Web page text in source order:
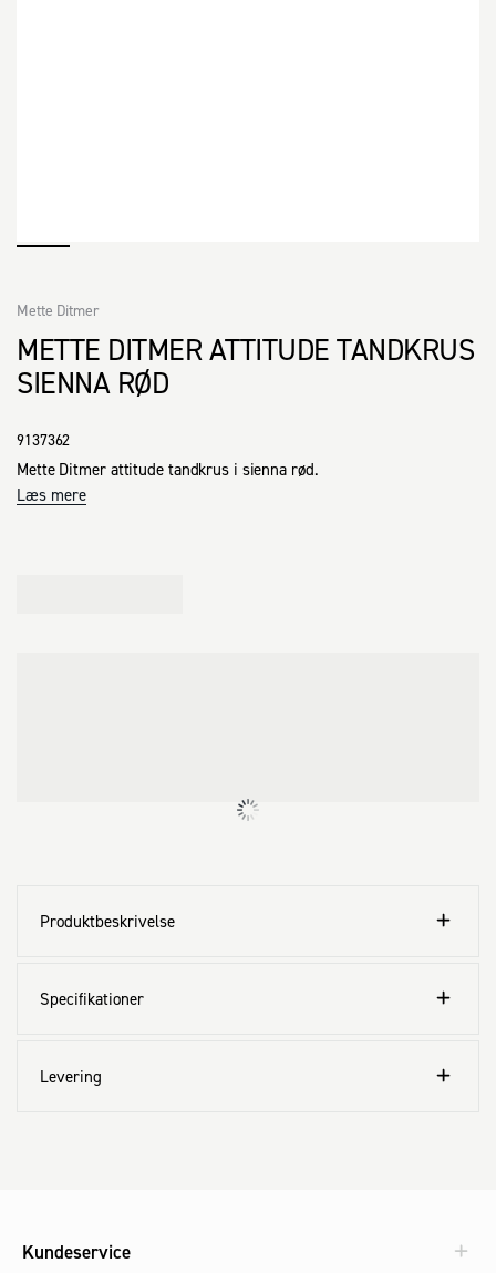
METTE DITMER ATTITUDE TANDKRUS
SIENNA RØD
Mette Ditmer
9137362
Mette Ditmer attitude tandkrus i sienna rød.
Læs mere
Produktbeskrivelse
Specifikationer
Levering
Kundeservice